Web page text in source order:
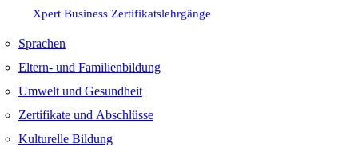
Xpert Business Zertifikatslehrgänge
Sprachen
Eltern- und Familienbildung
Umwelt und Gesundheit
Zertifikate und Abschlüsse
Kulturelle Bildung